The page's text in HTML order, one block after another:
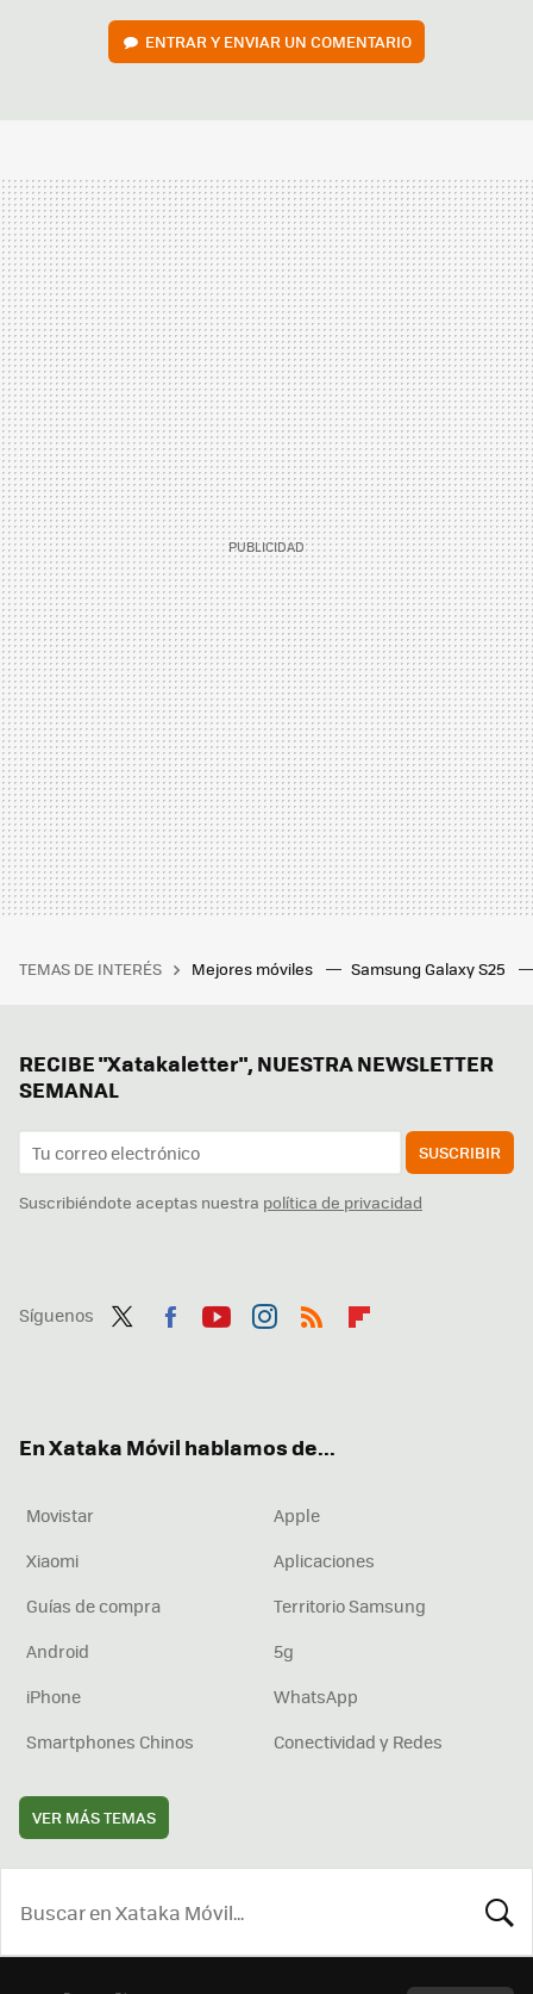
ENTRAR Y ENVIAR UN COMENTARIO
TEMAS DE INTERÉS Mejores móviles Samsung Galaxy S25
RECIBE "Xatakaletter", NUESTRA NEWSLETTER
SEMANAL
SUSCRIBIR
Suscribiéndote aceptas nuestra política de privacidad
Síguenos
En Xataka Móvil hablamos de...
Movistar
Apple
Xiaomi
Aplicaciones
Guías de compra
Territorio Samsung
Android
5g
iPhone
WhatsApp
Smartphones Chinos
Conectividad y Redes
VER MÁS TEMAS